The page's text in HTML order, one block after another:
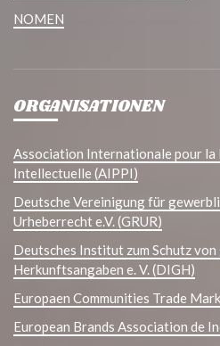
NOMEN
ORGANISATIONEN
Association Internationale pour
Intellectuelle (AIPPI)
Deutsche Vereinigung für
Urheberrecht e.V. (GRUR)
Deutsches Institut zum Schutz
Herkunftsangaben e. V. (DIGH)
Europaen Communities Trade
European Brands Association de